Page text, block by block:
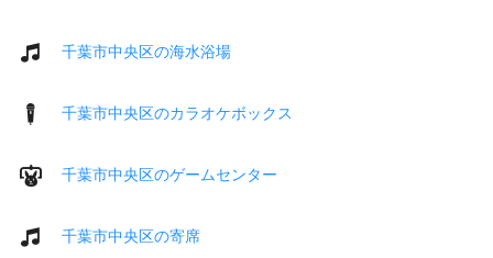
千葉市中央区の海水浴場
千葉市中央区のカラオケボックス
千葉市中央区のゲームセンター
千葉市中央区の寄席